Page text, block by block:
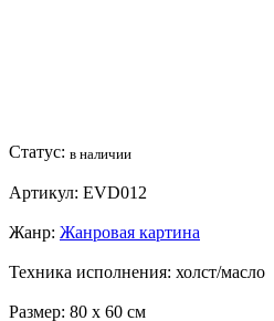
Статус: в наличии
Артикул: EVD012
Жанр: Жанровая картина
Техника исполнения: холст/масло
Размер: 80 x 60 см